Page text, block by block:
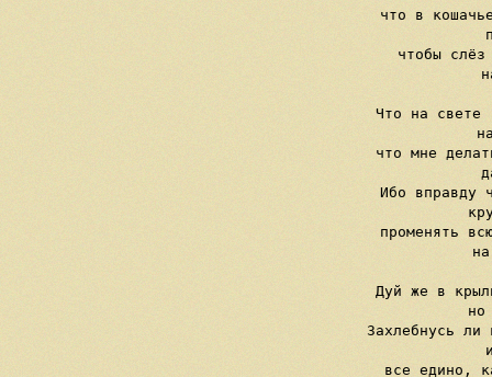
что в
чтобы слёз
Что на свете
что мне
Ибо вправду
променять
Дуй же в
но
Захлебнусь ли
все едино,